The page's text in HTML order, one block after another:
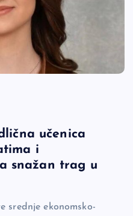
učenica
i
snažan trag u
srednje ekonomsko-